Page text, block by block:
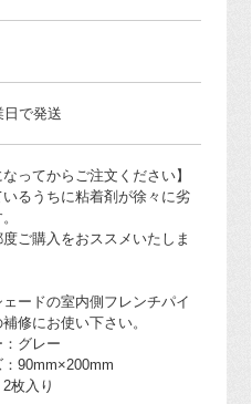
日で発送
なってからご注文ください】
るうちに粘着剤が徐々に劣
ご購入をおススメいたしま
ェードの室内側フレンチパイ
修にお使い下さい。
：グレー
：90mm×200mm
2枚入り